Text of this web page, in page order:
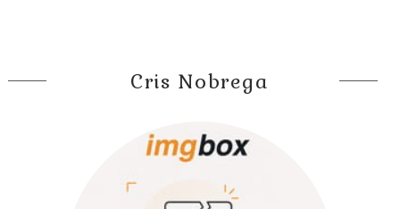
Cris Nobrega